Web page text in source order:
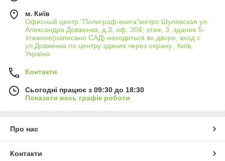
м. Київ
Офисный центр "Полиграф-книга"метро Шулявская ул.
Александра Довженка, д.3, оф. 304; этаж, 3, здание 5-
этажное(написано САД) находиться во дворе, вход с
ул.Довженка по центру здания через охрану., Київ,
Україна
Контакти
Сьогодні працює з 09:30 до 18:30
Показати весь графік роботи
Про нас
Контакти